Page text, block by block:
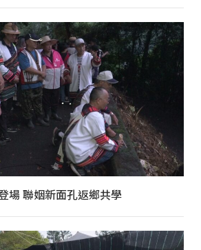
場 聯姻新面孔返鄉共學